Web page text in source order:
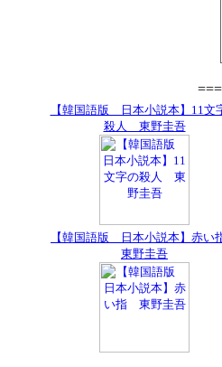
【韓国語版 日本小説本】11文
殺人 東野圭吾
【韓国語版 日本小説本】赤い
東野圭吾